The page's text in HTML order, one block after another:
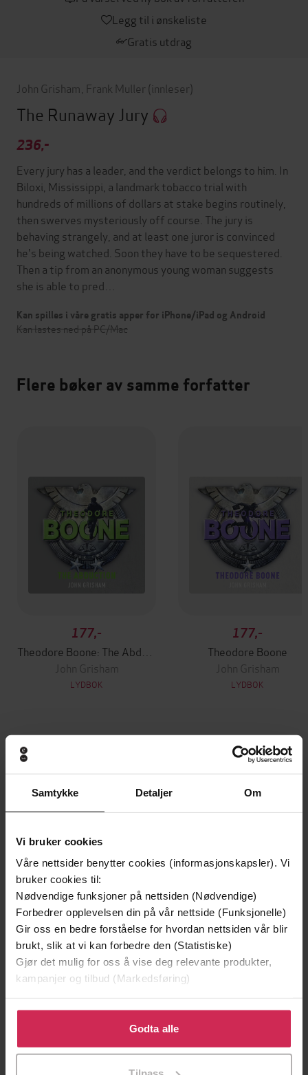
Samtykke Detaljer Om
Vi bruker cookies
Våre nettsider benytter cookies (informasjonskapsler). Vi
bruker cookies til:
Nødvendige funksjoner på nettsiden (Nødvendige)
Forbedrer opplevelsen din på vår nettside (Funksjonelle)
Gir oss en bedre forståelse for hvordan nettsiden vår blir
brukt, slik at vi kan forbedre den (Statistiske)
Gjør det mulig for oss å vise deg relevante produkter,
kampanjer og tilbud (Markedsføring)
Klikk på «Godta alle» for å gi oss ditt samtykke til å
bruke cookies for alle disse formålene. Du kan også
tilpasse ditt samtykke til spesifikke formål ved å klikke
Godta alle
Legg til i ønskeliste
Gratis utdrag
John Grisham Frank Muller (innleser)
The Runaway Jury
236,-
Every jury has a leader, and the verdict belongs to him. In
Biloxi, Mississippi, a landmark tobacco trial with
hundreds of millions of dollars at stake begins routinely,
then swerves mysteriously off course. The jury is
behaving strangely, and at least one juror is convinced
he's being watched. Soon they have to be sequestered.
Then a tip from an anonymous young woman suggests
she is able to pred…
Kan spilles i våre gratis apper for iPhone/iPad og Android
Kan lastes ned på PC/Mac
Flere bøker av samme forfatter
177,-
John Grisham
LYDBOK
177,-
Theodore Boone
John Grisham
LYDBOK
Andre har også kjøpt
Vinner av Rivertonprisen
LYDBOK LYDBOK